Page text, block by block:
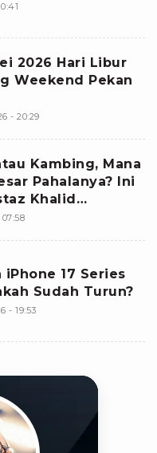
2026 Hari Libur
Weekend Pekan
- 20:29
Kambing, Mana
Pahalanya? Ini
Khalid
iPhone 17 Series
Sudah Turun?
- 19:53